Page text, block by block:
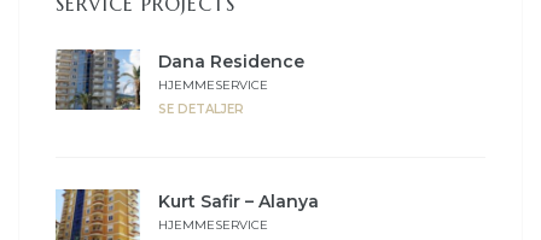
Dana Residence
HJEMMESERVICE
SE DETALJER
Kurt Safir – Alanya
HJEMMESERVICE